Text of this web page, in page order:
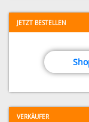
JETZT BESTELLEN
VERKÄUFER